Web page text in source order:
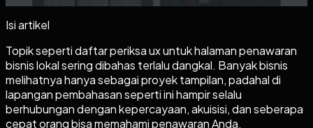
Isi artikel
Topik seperti daftar periksa ux untuk halaman penawaran
bisnis lokal sering dibahas terlalu dangkal. Banyak bisnis
melihatnya hanya sebagai proyek tampilan, padahal di
lapangan pembahasan seperti ini hampir selalu
berhubungan dengan kepercayaan, akuisisi, dan seberapa
cepat orang bisa memahami penawaran Anda.